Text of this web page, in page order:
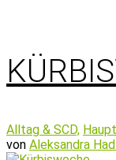
Alltag & SCD,
von Aleksandra